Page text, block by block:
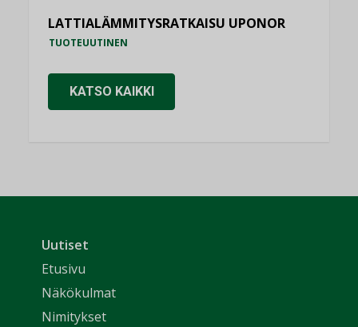
LATTIALÄMMITYSRATKAISU UPONOR
TUOTEUUTINEN
KATSO KAIKKI
Uutiset
Etusivu
Näkökulmat
Nimitykset